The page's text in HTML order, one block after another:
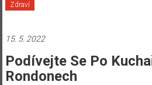
Zdraví
15. 5. 2022
Podívejte Se Po
Rondonech